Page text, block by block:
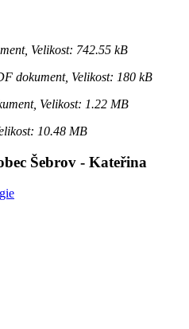
Velikost: 742.55 kB
dokument, Velikost: 180 kB
Velikost: 1.22 MB
10.48 MB
Šebrov - Kateřina